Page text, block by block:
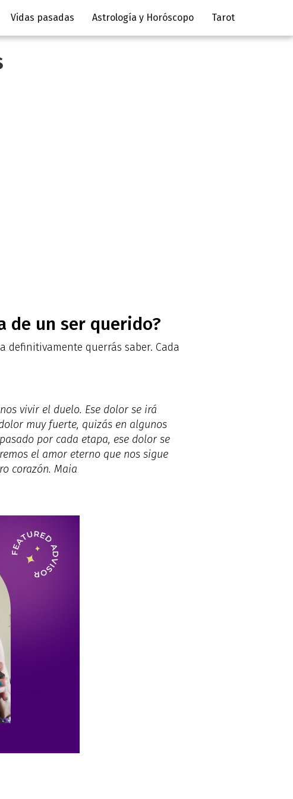
Vidas pasadas Astrología y Horóscopo Tarot
de un ser querido?
definitivamente querrás saber. Cada
vivir el duelo. Ese dolor se irá
muy fuerte, quizás en algunos
por cada etapa, ese dolor se
el amor eterno que nos sigue
corazón. Maia